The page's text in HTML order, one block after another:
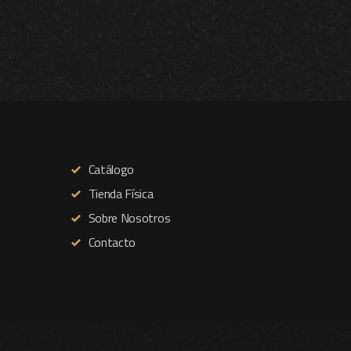
Catálogo
Tienda Física
Sobre Nosotros
Contacto